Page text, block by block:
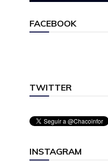
FACEBOOK
TWITTER
INSTAGRAM